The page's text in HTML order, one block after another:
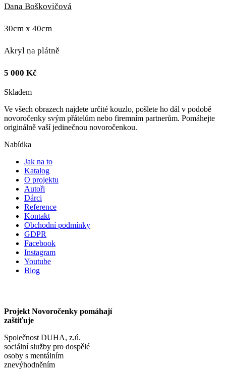
Dana Boškovičová
30cm x 40cm
Akryl na plátně
5 000 Kč
Skladem
Ve všech obrazech najdete určité kouzlo, pošlete ho dál v podobě
novoročenky svým přátelům nebo firemním partnerům. Pomáhejte
originálně vaší jedinečnou novoročenkou.
Nabídka
Jak na to
Katalog
O projektu
Autoři
Dárci
Reference
Kontakt
Obchodní podmínky
GDPR
Facebook
Instagram
Youtube
Blog
Projekt Novoročenky pomáhají
zaštiťuje
Společnost DUHA, z.ú.
sociální služby pro dospělé
osoby s mentálním
znevýhodněním